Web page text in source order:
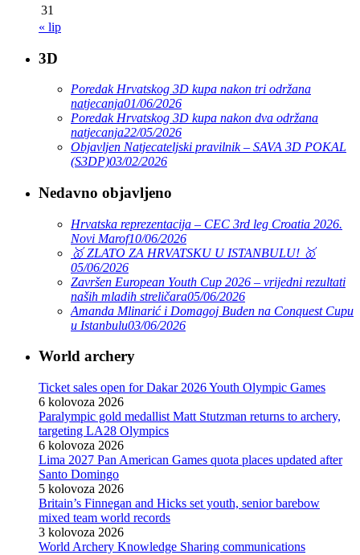
31
« lip
3D
Poredak Hrvatskog 3D kupa nakon tri održana
natjecanja01/06/2026
Poredak Hrvatskog 3D kupa nakon dva održana
natjecanja22/05/2026
Objavljen Natjecateljski pravilnik – SAVA 3D POKAL
(S3DP)03/02/2026
Nedavno objavljeno
Hrvatska reprezentacija – CEC 3rd leg Croatia 2026.
Novi Marof10/06/2026
🥇 ZLATO ZA HRVATSKU U ISTANBULU! 🥇
05/06/2026
Završen European Youth Cup 2026 – vrijedni rezultati
naših mladih streličara05/06/2026
Amanda Mlinarić i Domagoj Buden na Conquest Cupu
u Istanbulu03/06/2026
World archery
Ticket sales open for Dakar 2026 Youth Olympic Games
6 kolovoza 2026
Paralympic gold medallist Matt Stutzman returns to archery,
targeting LA28 Olympics
6 kolovoza 2026
Lima 2027 Pan American Games quota places updated after
Santo Domingo
5 kolovoza 2026
Britain’s Finnegan and Hicks set youth, senior barebow
mixed team world records
3 kolovoza 2026
World Archery Knowledge Sharing communications